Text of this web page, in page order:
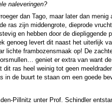
naleveringen?
dan Tago, maar later dan menig
ras zijn middengrote, dieprode
en hebben door de diepliggende
genoeg levert dit naast het uiterlijk
lichte frambozensmaak op! De
geniet er extra van want
dit ras heel weinig tot geen
in de buurt te staan om een goede
Pillnitz unter Prof. Schindler